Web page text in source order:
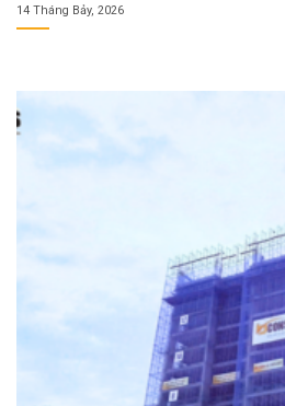
14 Tháng Bảy, 2026